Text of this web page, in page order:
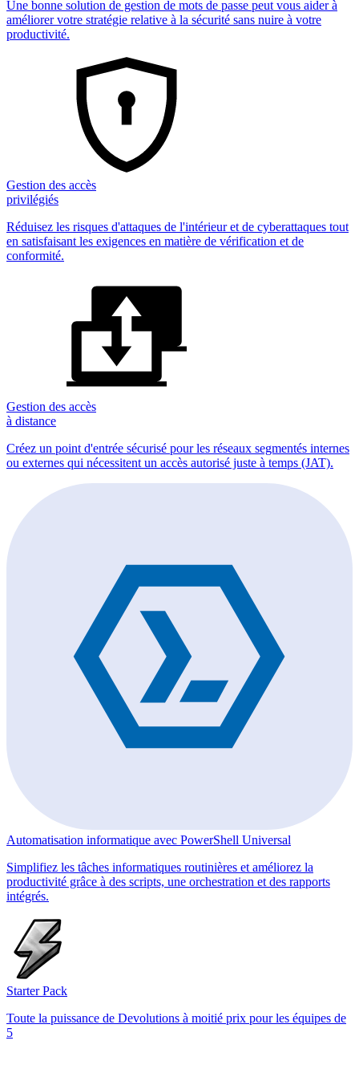
Une bonne solution de gestion de mots de passe peut vous aider à
améliorer votre stratégie relative à la sécurité sans nuire à votre
productivité.
Gestion des accès
privilégiés
Réduisez les risques d'attaques de l'intérieur et de cyberattaques tout
en satisfaisant les exigences en matière de vérification et de
conformité.
Gestion des accès
à distance
Créez un point d'entrée sécurisé pour les réseaux segmentés internes
ou externes qui nécessitent un accès autorisé juste à temps (JAT).
Automatisation informatique avec PowerShell Universal
Simplifiez les tâches informatiques routinières et améliorez la
productivité grâce à des scripts, une orchestration et des rapports
intégrés.
Starter Pack
Toute la puissance de Devolutions à moitié prix pour les équipes de
5